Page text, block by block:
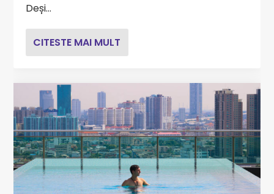
Deși...
CITESTE MAI MULT